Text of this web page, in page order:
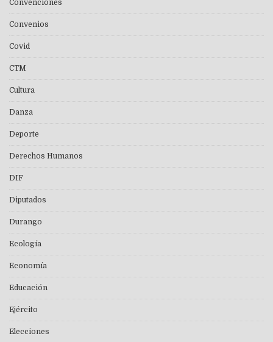
Convenciones
Convenios
Covid
CTM
Cultura
Danza
Deporte
Derechos Humanos
DIF
Diputados
Durango
Ecología
Economía
Educación
Ejército
Elecciones